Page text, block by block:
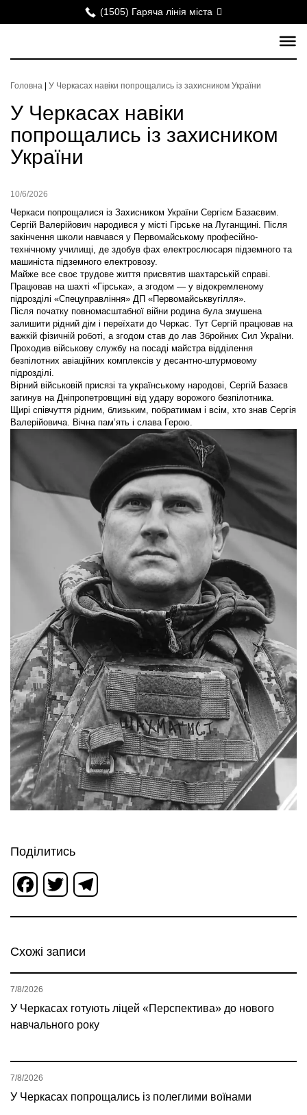
(1505) Гаряча лінія міста
Головна У Черкасах навіки попрощались із захисником України
У Черкасах навіки
попрощались із захисником
України
10/6/2026
Черкаси попрощалися із Захисником України Сергієм Базаєвим.
Сергій Валерійович народився у місті Гірське на Луганщині. Після
закінчення школи навчався у Первомайському професійно-
технічному училищі, де здобув фах електрослюсаря підземного та
машиніста підземного електровозу.
Майже все своє трудове життя присвятив шахтарській справі.
Працював на шахті «Гірська», а згодом — у відокремленому
підрозділі «Спецуправління» ДП «Первомайськвугілля».
Після початку повномасштабної війни родина була змушена
залишити рідний дім і переїхати до Черкас. Тут Сергій працював на
важкій фізичній роботі, а згодом став до лав Збройних Сил України.
Проходив військову службу на посаді майстра відділення
безпілотних авіаційних комплексів у десантно-штурмовому
підрозділі.
Вірний військовій присязі та українському народові, Сергій Базаєв
загинув на Дніпропетровщині від удару ворожого безпілотника.
Щирі співчуття рідним, близьким, побратимам і всім, хто знав Сергія
Валерійовича. Вічна пам’ять і слава Герою.
Поділитись
Facebook
Twitter
Схожі записи
У Черкасах готують ліцей «Перспектива» до нового
навчального року
7/8/2026
У Черкасах попрощались із полеглими воїнами
7/8/2026